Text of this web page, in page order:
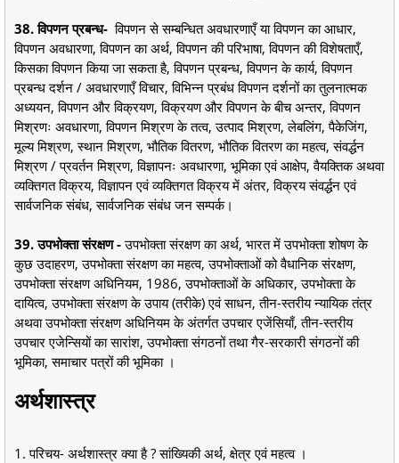
38. विपणन प्रबन्ध- विपणन से सम्बन्धित अवधारणाएँ या विपणन का आधार,
विपणन अवधारणा, विपणन का अर्थ, विपणन की परिभाषा, विपणन की विशेषताएँ,
किसका विपणन किया जा सकता है, विपणन प्रबन्ध, विपणन के कार्य, विपणन
प्रबन्ध दर्शन / अवधारणाएँ विचार, विभिन्न प्रबंध विपणन दर्शनों का तुलनात्मक
अध्ययन, विपणन और विक्रयण, विक्रयण और विपणन के बीच अन्तर, विपणन
मिश्रणः अवधारणा, विपणन मिश्रण के तत्व, उत्पाद मिश्रण, लेबलिंग, पैकेजिंग,
मूल्य मिश्रण, स्थान मिश्रण, भौतिक वितरण, भौतिक वितरण का महत्व, संवर्द्धन
मिश्रण / प्रवर्तन मिश्रण, विज्ञापनः अवधारणा, भूमिका एवं आक्षेप, वैयक्तिक अथवा
व्यक्तिगत विक्रय, विज्ञापन एवं व्यक्तिगत विक्रय में अंतर, विक्रय संवर्द्धन एवं
सार्वजनिक संबंध, सार्वजनिक संबंध जन सम्पर्क।
39. उपभोक्ता संरक्षण -उपभोक्ता संरक्षण का अर्थ, भारत में उपभोक्ता शोषण के
कुछ उदाहरण, उपभोक्ता संरक्षण का महत्व, उपभोक्ताओं को वैधानिक संरक्षण,
उपभोक्ता संरक्षण अधिनियम, 1986, उपभोक्ताओं के अधिकार, उपभोक्ता के
दायित्व, उपभोक्ता संरक्षण के उपाय (तरीके) एवं साधन, तीन-स्तरीय न्यायिक तंत्र
अथवा उपभोक्ता संरक्षण अधिनियम के अंतर्गत उपचार एजेंसियाँ, तीन-स्तरीय
उपचार एजेन्सियों का सारांश, उपभोक्ता संगठनों तथा गैर-सरकारी संगठनों की
भूमिका, समाचार पत्रों की भूमिका ।
अर्थशास्त्र
1. परिचय- अर्थशास्त्र क्या है ? सांख्यिकी अर्थ, क्षेत्र एवं महत्व ।